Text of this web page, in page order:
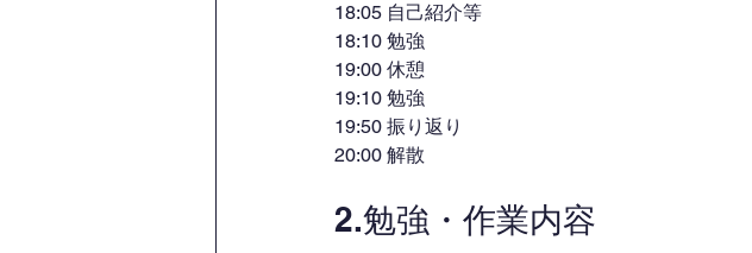
18:05 自己紹介等
18:10 勉強
19:00 休憩
19:10 勉強
19:50 振り返り
20:00 解散
2.勉強・作業内容